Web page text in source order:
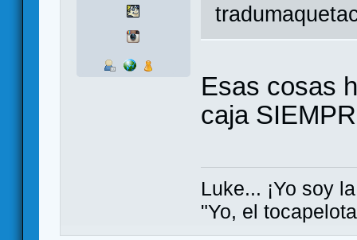
Esas cosas
caja
Luke... ¡Yo soy
"Yo, el